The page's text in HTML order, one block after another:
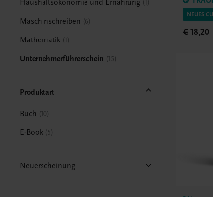
Haushaltsökonomie und Ernährung 1
Maschinschreiben 6
Mathematik 1
Unternehmerführerschein 15
Produktart
Buch 10
E-Book 5
Neuerscheinung
NEUES
€ 18,20